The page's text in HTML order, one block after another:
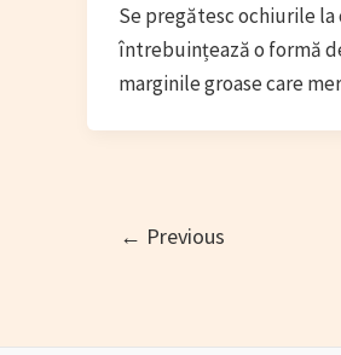
Se pregătesc ochiurile la
întrebuințează o formă
marginile groase care
← Previous